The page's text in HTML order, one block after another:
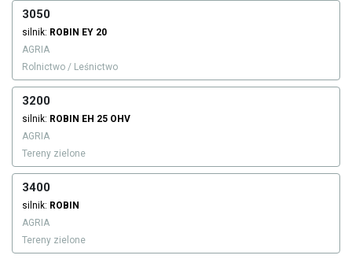
3050
silnik: ROBIN EY 20
AGRIA
Rolnictwo / Leśnictwo
3200
silnik: ROBIN EH 25 OHV
AGRIA
Tereny zielone
3400
silnik: ROBIN
AGRIA
Tereny zielone